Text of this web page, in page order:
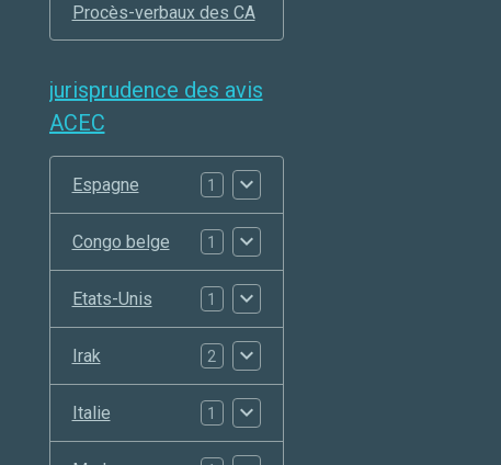
Procès-verbaux des CA
jurisprudence des avis
ACEC
Espagne 1
Congo belge 1
Etats-Unis 1
Irak 2
Italie 1